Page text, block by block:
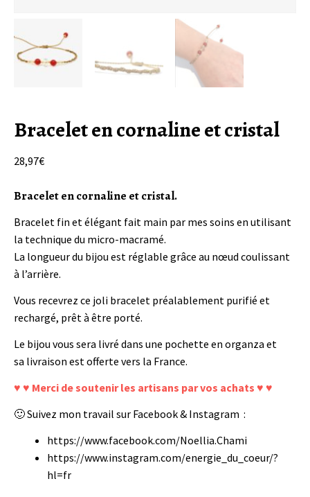
Bracelet en cornaline et cristal
28,97€
Bracelet en cornaline et cristal.
Bracelet fin et élégant fait main par mes soins en utilisant
la technique du micro-macramé.
La longueur du bijou est réglable grâce au nœud coulissant
à l’arrière.
Vous recevrez ce joli bracelet préalablement purifié et
rechargé, prêt à être porté.
Le bijou vous sera livré dans une pochette en organza et
sa livraison est offerte vers la France.
♥ ♥ Merci de soutenir les artisans par vos achats ♥ ♥
🙂 Suivez mon travail sur Facebook & Instagram :
https://www.facebook.com/Noellia.Chami
https://www.instagram.com/energie_du_coeur/?
hl=fr